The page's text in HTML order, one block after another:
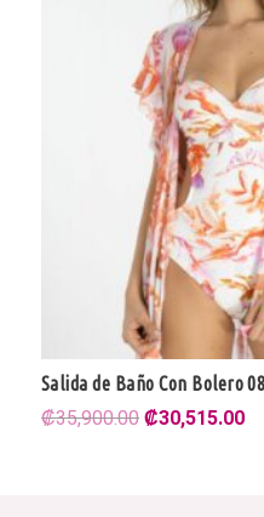
Salida de Baño Con Bolero
₡35,900.00El
₡30,515.00El